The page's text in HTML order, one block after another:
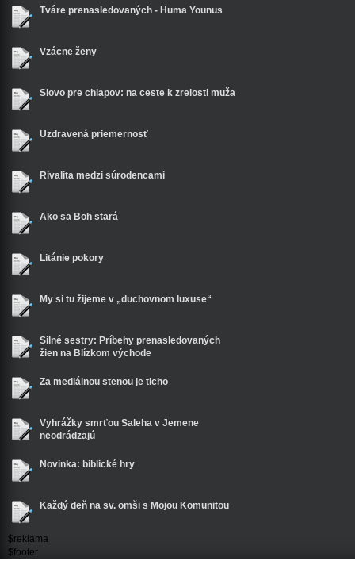
Tváre prenasledovaných - Huma Younus
Vzácne ženy
Slovo pre chlapov: na ceste k zrelosti muža
Uzdravená priemernosť
Rivalita medzi súrodencami
Ako sa Boh stará
Litánie pokory
My si tu žijeme v „duchovnom luxuse“
Silné sestry: Príbehy prenasledovaných
žien na Blízkom východe
Za mediálnou stenou je ticho
Vyhrážky smrťou Saleha v Jemene
neodrádzajú
Novinka: biblické hry
Každý deň na sv. omši s Mojou Komunitou
$reklama
$footer